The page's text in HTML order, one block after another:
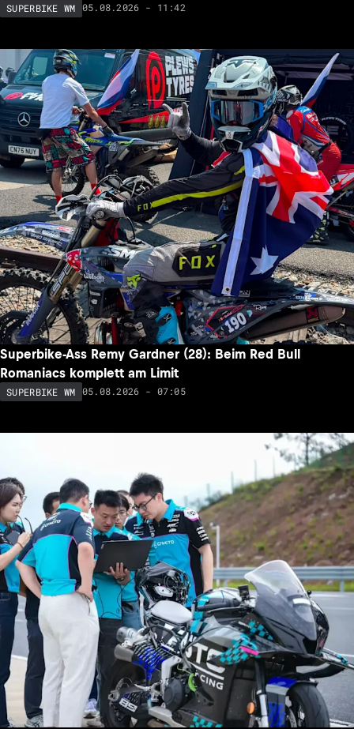
SUPERBIKE WM 05.08.2026 - 11:42
Superbike-Ass Remy Gardner (28): Beim Red Bull
Romaniacs komplett am Limit
SUPERBIKE WM 05.08.2026 - 07:05